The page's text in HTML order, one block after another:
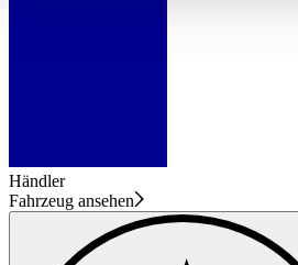
Händler
Fahrzeug ansehen